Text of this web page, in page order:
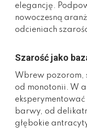
elegancję.
nowoczesną
odcieniach
Szarość jako
Wbrew pozorom,
od monotonii. W
barwy, od
głębokie